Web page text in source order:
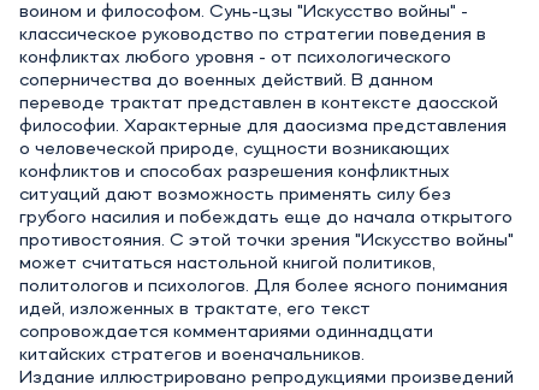
воином и философом. Сунь-цзы "Искусство войны" -
классическое руководство по стратегии поведения в
конфликтах любого уровня - от психологического
соперничества до военных действий. В данном
переводе трактат представлен в контексте даосской
философии. Характерные для даосизма представления
о человеческой природе, сущности возникающих
конфликтов и способах разрешения конфликтных
ситуаций дают возможность применять силу без
грубого насилия и побеждать еще до начала открытого
противостояния. С этой точки зрения "Искусство войны"
может считаться настольной книгой политиков,
политологов и психологов. Для более ясного понимания
идей, изложенных в трактате, его текст
сопровождается комментариями одиннадцати
китайских стратегов и военачальников.
Издание иллюстрировано репродукциями произведений